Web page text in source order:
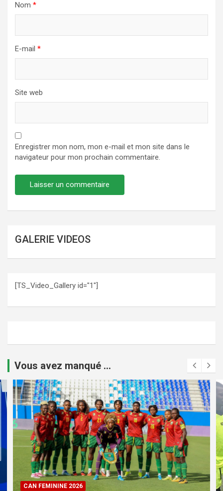
Nom *
E-mail *
Site web
Enregistrer mon nom, mon e-mail et mon site dans le
navigateur pour mon prochain commentaire.
GALERIE VIDEOS
[TS_Video_Gallery id="1"]
Vous avez manqué ...
CAN FEMININE 2026